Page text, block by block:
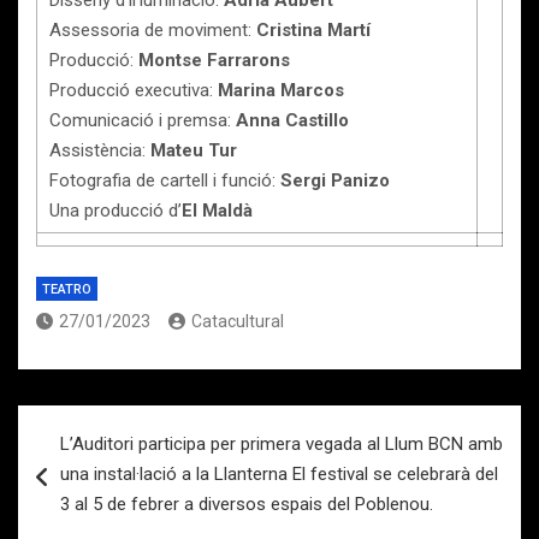
Assessoria de moviment: Cristina Martí
Producció: Montse Farrarons
Producció executiva: Marina Marcos
Comunicació i premsa: Anna Castillo
Assistència: Mateu Tur
Fotografia de cartell i funció: Sergi Panizo
Una producció d’El Maldà
TEATRO
27/01/2023 Catacultural
de
entradas
L’Auditori participa per primera vegada al Llum BCN amb
una instal·lació a la Llanterna El festival se celebrarà del
3 al 5 de febrer a diversos espais del Poblenou.